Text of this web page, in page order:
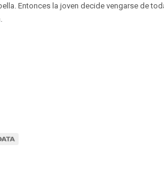
Entonces la joven decide vengarse de